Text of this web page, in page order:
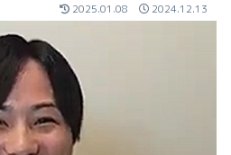
2025.01.08 2024.12.13